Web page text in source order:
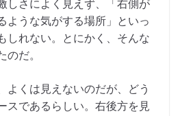
しさによく見えず、「右側が
ような気がする場所」といっ
しれない。とにかく、そんな
だ。
よくは見えないのだが、どう
スであるらしい。右後方を見